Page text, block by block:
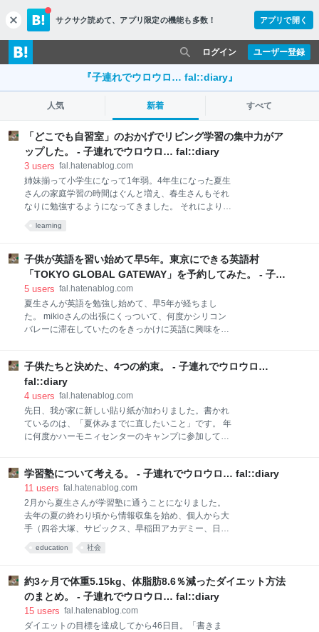
c
l
o
s
サクサク読めて、 アプリ限定の機能も多数！ アプリで開く
ユーザー登録
ログイン
『子連れでウロウロ… fal::diary』
人気 新着 すべて
「どこでも自習室」のおかげでリビング学習の集中力がア
ップした。 - 子連れでウロウロ… fal::diary
3 users fal.hatenablog.com
姉妹揃って小学生になって1年弱。4年生になった夏生
さんの家庭学習の時間はぐんと増え、春生さんもそれ
なりに勉強するようになってきました。 それにより困
勉強しようと思ってたのに！」「⚪︎⚪︎が見てくるから
ないと言い出すようになったのです。 わが家には学習
机が無く、ダイニングのテーブル、子供部屋のローテ
ーブル、mikioさんの書斎のデスクのうち各自好きな場
充分だと思っていたけれど、揉めることが増えてきた
のでお互いに集中できるいい方法が何かないか考える
ことにしました。 初めは長く使えそうなデザインの学
79cm×奥行き39cmという省スペースで置ける学習机
を見つけ、「もうこれ以上の案は無い！」とまで思っ
ていた
learning
子供が英語を習い始めて早5年。東京にできる英語村
「TOKYO GLOBAL GATEWAY」を予約してみた。 - 子連
れでウロウロ… fal::diary
5 users fal.hatenablog.com
夏生さんが英語を勉強し始めて、早5年が経ちまし
た。 mikioさんの出張にくっついて、何度かシリコン
バレーに滞在していたのをきっかけに英語に興味を持
日本人の先生のお宅に伺って1時間のレッスンを受け
ていました。 fal.hatenablog.com どうでもいいけど、
シリコンバレー滞在中の記録が酷すぎてびっくりで
す。鍋を爆発させたり、スマホが2度もバリバリに割
れたり、夏生さんの誕生日を間違えたりと、「その頃
に比べたら、私も多少まともになったのでは」と自分
行けなくなるとはわかっていたけれど、まさかもう4
年も経つなんて… fal.hatenablog.com 英語を習い始め
て1年ほど経った頃、短期的に通
子供たちと決めた、4つの約束。 - 子連れでウロウロ…
fal::diary
4 users fal.hatenablog.com
先日、我が家に新しい貼り紙が加わりました。書かれ
ているのは、「夏休みまでに直したいこと」です。 年
に何度かハーモニィセンターのキャンプに参加してい
の夏からは、夏休みと冬休みに入るタイミングで参加
できるかどうかを発表することになりました。キャン
プに行けるかどうかは、各自の頑張り次第です。 とい
うわけで、今回は「夏休みまでに悪いところを直そ
う！」と決めて、春生さんと夏生さんそれぞれに自分
して、発表されたのはこちらの4つです。 嫌な言い方
をつける これを聞いたとき、私は「そうだろう！そう
だろう！」と心の中で何度も頷く反面、なんだか胸が
苦しくなってきました… それは、自分ができていない
ことだったからです。
学習塾について考える。 - 子連れでウロウロ… fal::diary
11 users fal.hatenablog.com
2月から夏生さんが学習塾に通うことになりました。
去年の夏の終わり頃から情報収集を始め、個人から大
手（四谷大塚、サピックス、早稲田アカデミー、日能
研、栄光ゼミナールなど）まで気になる塾全ての体験
授業やテストを受けてもらい、最終的に夏生さんが一
になりました。」と書きましたが、通いたいと思って
も通えない場合もあります。驚くべきことに大手の塾
はどこも入塾テストがあり、基準点に達しないと通う
education 社会
約3ヶ月で体重5.15kg、体脂肪8.6％減ったダイエット方法
のまとめ。 - 子連れでウロウロ… fal::diary
15 users fal.hatenablog.com
ダイエットの目標を達成してから46日目。「書きま